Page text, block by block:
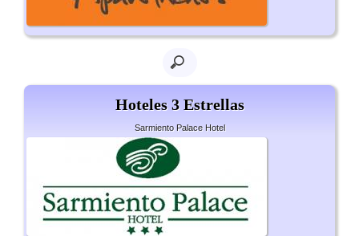
Hoteles 3 Estrellas
Sarmiento Palace Hotel